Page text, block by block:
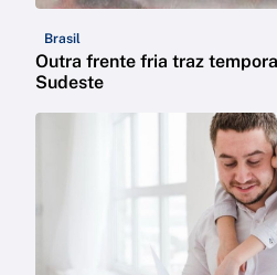
Brasil
Outra frente fria traz
Sudeste